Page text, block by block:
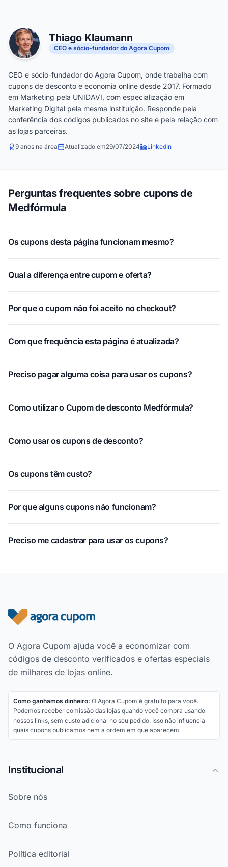
Thiago Klaumann
CEO e sócio-fundador do Agora Cupom
CEO e sócio-fundador do Agora Cupom, onde trabalha com
cupons de desconto e economia online desde 2017. Formado
em Marketing pela UNIDAVI, com especialização em
Marketing Digital pela mesma instituição. Responde pela
conferência dos códigos publicados no site e pela relação com
as lojas parceiras.
9 anos na área Atualizado em29/07/2024 LinkedIn
Perguntas frequentes sobre cupons de
Medfórmula
Os cupons desta página funcionam mesmo?
Qual a diferença entre cupom e oferta?
Por que o cupom não foi aceito no checkout?
Com que frequência esta página é atualizada?
Preciso pagar alguma coisa para usar os cupons?
Como utilizar o Cupom de desconto Medfórmula?
Como usar os cupons de desconto?
Os cupons têm custo?
Por que alguns cupons não funcionam?
Preciso me cadastrar para usar os cupons?
Rodapé do site
O Agora Cupom ajuda você a economizar com
códigos de desconto verificados e ofertas especiais
de milhares de lojas online.
Como ganhamos dinheiro: O Agora Cupom é gratuito para você.
Podemos receber comissão das lojas quando você compra usando
nossos links, sem custo adicional no seu pedido. Isso não influencia
quais cupons publicamos nem a ordem em que aparecem.
Institucional
Sobre nós
Como funciona
Política editorial